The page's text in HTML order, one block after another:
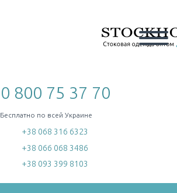
0 800 75 37 70
Бесплатно по всей Украине
+38 068 316 6323
+38 066 068 3486
+38 093 399 8103